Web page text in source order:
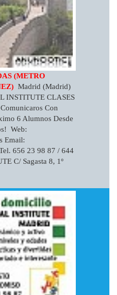
(METRO
Madrid (Madrid)
INSTITUTE CLASES
Con
6 Alumnos Desde
Web:
Email:
656 23 98 87 / 644
C/ Sagasta 8, 1º